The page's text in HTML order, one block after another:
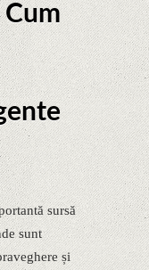
sursă
sunt
și